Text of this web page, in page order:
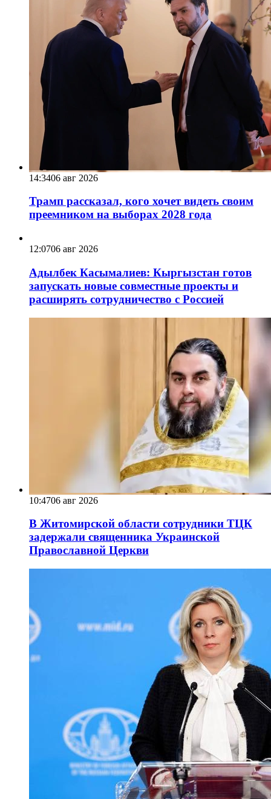
14:3406 авг 2026
Трамп рассказал, кого хочет видеть своим
преемником на выборах 2028 года
12:0706 авг 2026
Адылбек Касымалиев: Кыргызстан готов
запускать новые совместные проекты и
расширять сотрудничество с Россией
10:4706 авг 2026
В Житомирской области сотрудники ТЦК
задержали священника Украинской
Православной Церкви